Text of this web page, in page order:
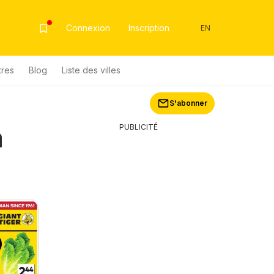
Connexion Inscription EN
Blog Liste des villes
S'abonner
PUBLICITÉ